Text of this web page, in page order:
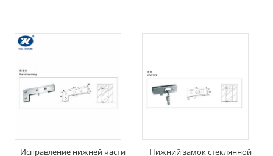
Исправление нижней части
Нижний замок стеклянной